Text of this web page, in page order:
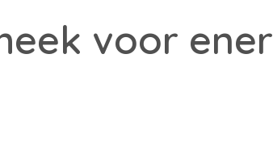
voor